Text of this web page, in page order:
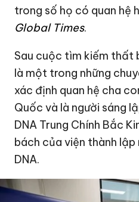
trong số họ có quan hệ
Global Times.
Sau cuộc tìm kiếm thất
là một trong những
xác định quan hệ cha
Quốc và là người sáng
DNA Trung Chính Bắc
bách của viện thành
DNA.